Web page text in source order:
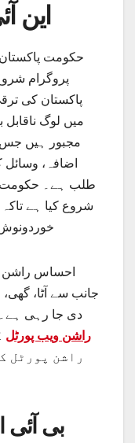
این
پروگرام
پاکستان کی
میں لوگ ناقابل
مجبور ہیں جس
اضافہ،
طلب ہے۔ حکومت
شروع کیا ہے
دی جا رہی
راشن ویب پورٹل
راشن پورٹل
بی آئی